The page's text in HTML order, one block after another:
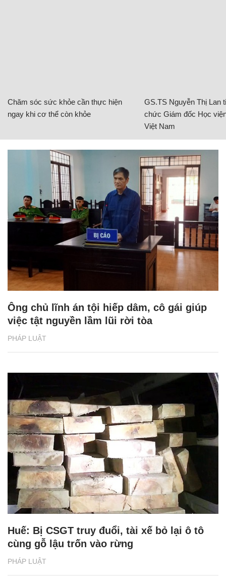
Chăm sóc sức khỏe cần thực hiện
ngay khi cơ thể còn khỏe
GS.TS Nguyễn Thị Lan
chức Giám đốc Học
Việt Nam
PHÁP LUẬT
Ông chủ lĩnh án tội hiếp dâm, cô gái giúp
việc tật nguyền lầm lũi rời tòa
PHÁP LUẬT
Huế: Bị CSGT truy đuổi, tài xế bỏ lại ô tô
cùng gỗ lậu trốn vào rừng